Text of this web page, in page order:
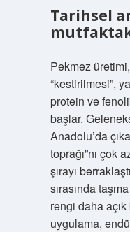
Tarihsel
Pekmez üretimi,
“kestirilmesi”,
protein ve
başlar.
Anadolu’da
toprağı”nı çok
şırayı
sırasında
rengi daha
uygulama,